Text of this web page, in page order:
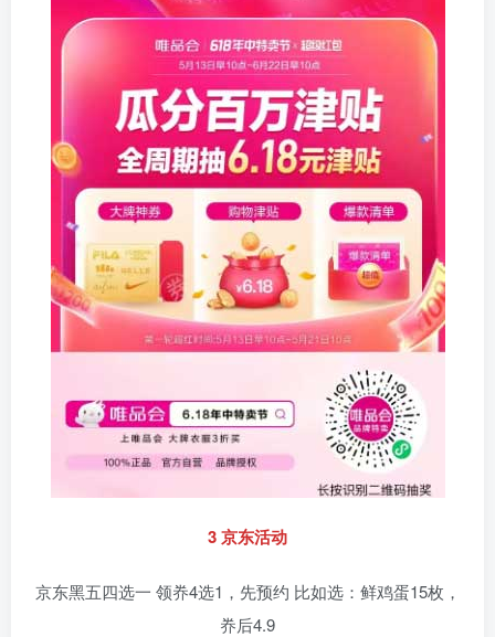
3 京东活动
京东黑五四选一 领奍4选1，先预约 比如选：鲜鸡蛋15枚，
奍后4.9